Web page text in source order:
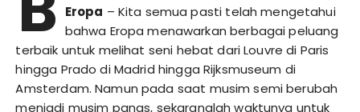
Eropa – Kita semua pasti telah mengetahui
bahwa Eropa menawarkan berbagai peluang
terbaik untuk melihat seni hebat dari Louvre di Paris
hingga Prado di Madrid hingga Rijksmuseum di
Amsterdam. Namun pada saat musim semi berubah
menjadi musim panas, sekaranglah waktunya untuk